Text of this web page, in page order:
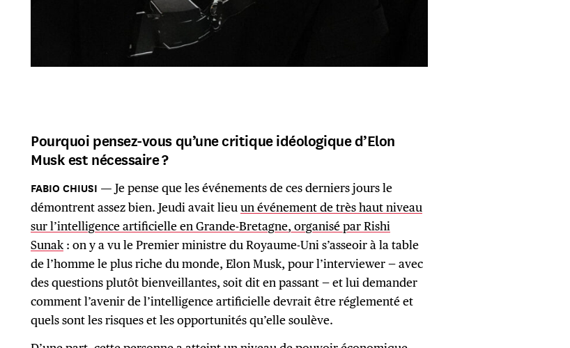
Pourquoi pensez-vous qu’une critique idéologique d’Elon
Musk est nécessaire ?
Je pense que les événements de ces derniers jours le
démontrent assez bien. Jeudi avait lieuun événement de très haut niveau
sur l’intelligence artificielle en Grande-Bretagne, organisé par Rishi
Sunak : on y a vu le Premier ministre du Royaume-Uni s’asseoir à la table
de l’homme le plus riche du monde, Elon Musk, pour l’interviewer — avec
des questions plutôt bienveillantes, soit dit en passant — et lui demander
comment l’avenir de l’intelligence artificielle devrait être réglementé et
quels sont les risques et les opportunités qu’elle soulève.